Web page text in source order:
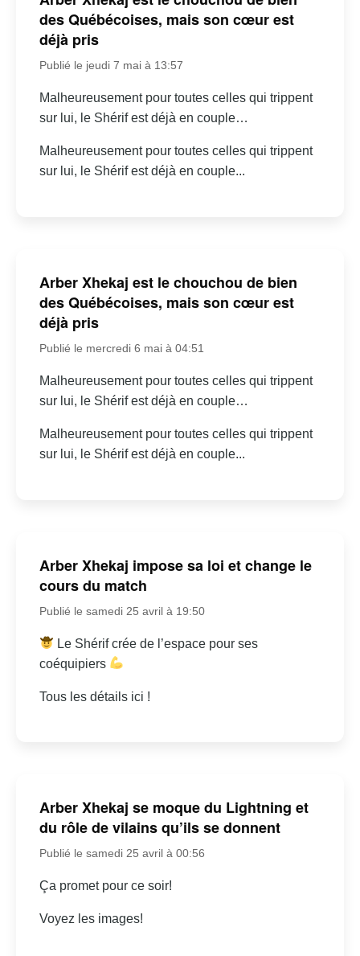
des Québécoises, mais son cœur est
déjà pris
Publié le jeudi 7 mai à 13:57
Malheureusement pour toutes celles qui trippent
sur lui, le Shérif est déjà en couple…
Malheureusement pour toutes celles qui trippent
sur lui, le Shérif est déjà en couple...
Arber Xhekaj est le chouchou de bien
des Québécoises, mais son cœur est
déjà pris
Publié le mercredi 6 mai à 04:51
Malheureusement pour toutes celles qui trippent
sur lui, le Shérif est déjà en couple…
Malheureusement pour toutes celles qui trippent
sur lui, le Shérif est déjà en couple...
Arber Xhekaj impose sa loi et change le
cours du match
Publié le samedi 25 avril à 19:50
Le Shérif crée de l’espace pour ses
coéquipiers
Tous les détails ici !
Arber Xhekaj se moque du Lightning et
du rôle de vilains qu’ils se donnent
Publié le samedi 25 avril à 00:56
Ça promet pour ce soir!
Voyez les images!